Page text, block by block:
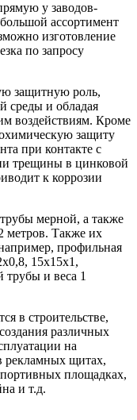
у заводов-
ассортимент
изготовление
по запросу
защитную роль,
среды и обладая
воздействиям. Кроме
защиту
при контакте с
трещины в цинковой
к коррозии
мерной, а также
метров. Также их
профильная
15x15x1,
и веса 1
в строительстве,
различных
на
рекламных щитах,
площадках,
и т.д.